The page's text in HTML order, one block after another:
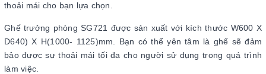
thoải mái cho bạn lựa chọn.
Ghế trưởng phòng SG721 được sản xuất với kích thước W600 X
D640) X H(1000- 1125)mm. Bạn có thể yên tâm là ghế sẽ đảm
bảo được sự thoải mái tối đa cho người sử dụng trong quá trình
làm việc.